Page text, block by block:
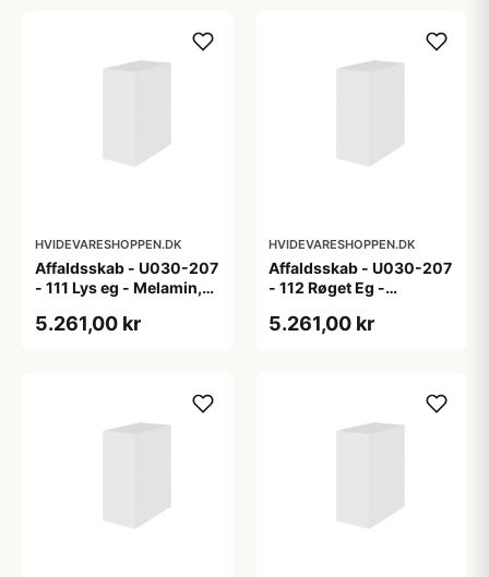
HVIDEVARESHOPPEN.DK
Affaldsskab - U030-207
- 111 Lys eg - Melamin,
5.261,00 kr
HVIDEVARESHOPPEN.DK
Affaldsskab - U030-207
- 112 Røget Eg -
5.261,00 kr